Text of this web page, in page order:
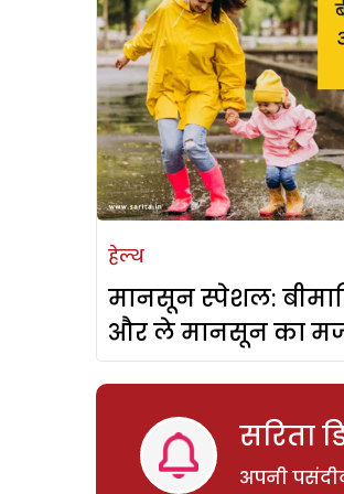
हेल्थ
मानसून स्पेशल:
और ले मानसून का
सरिता
अपनी